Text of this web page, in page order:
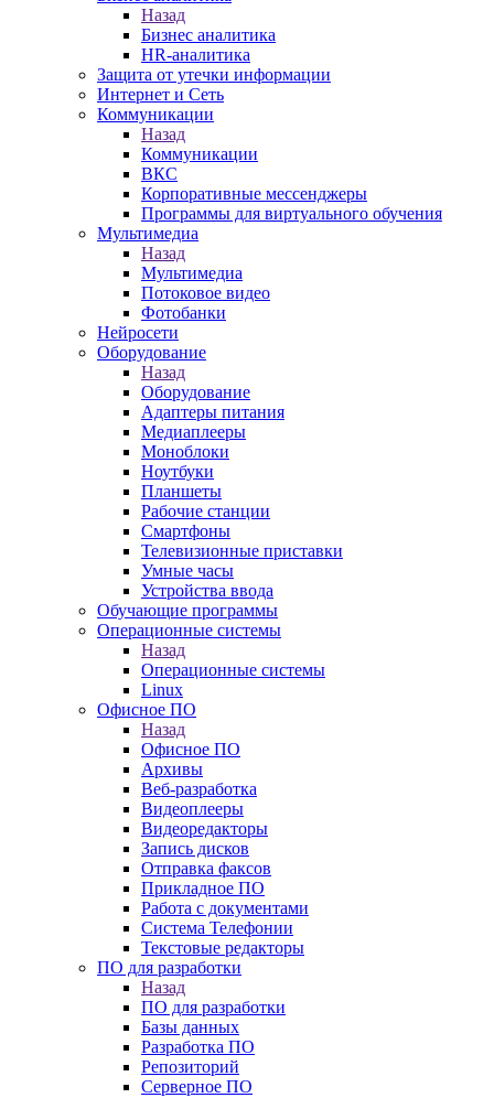
Назад
Бизнес аналитика
HR-аналитика
Защита от утечки информации
Интернет и Сеть
Коммуникации
Назад
Коммуникации
ВКС
Корпоративные мессенджеры
Программы для виртуального обучения
Мультимедиа
Назад
Мультимедиа
Потоковое видео
Фотобанки
Нейросети
Оборудование
Назад
Оборудование
Адаптеры питания
Медиаплееры
Моноблоки
Ноутбуки
Планшеты
Рабочие станции
Смартфоны
Телевизионные приставки
Умные часы
Устройства ввода
Обучающие программы
Операционные системы
Назад
Операционные системы
Linux
Офисное ПО
Назад
Офисное ПО
Архивы
Веб-разработка
Видеоплееры
Видеоредакторы
Запись дисков
Отправка факсов
Прикладное ПО
Работа с документами
Система Телефонии
Текстовые редакторы
ПО для разработки
Назад
ПО для разработки
Базы данных
Разработка ПО
Репозиторий
Серверное ПО